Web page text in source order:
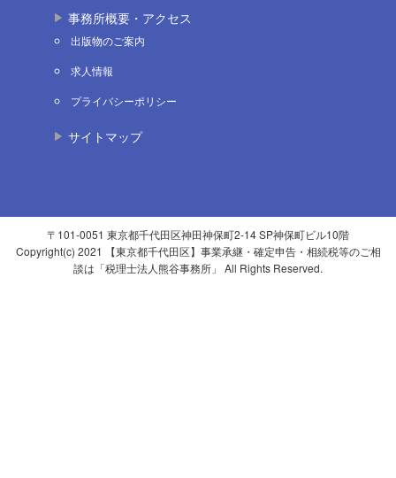
事務所概要・アクセス
出版物のご案内
求人情報
プライバシーポリシー
サイトマップ
〒101-0051 東京都千代田区神田神保町2-14 SP神保町ビル10階
Copyright(c) 2021 【東京都千代田区】事業承継・確定申告・相続税等のご相
談は「税理士法人熊谷事務所」 All Rights Reserved.